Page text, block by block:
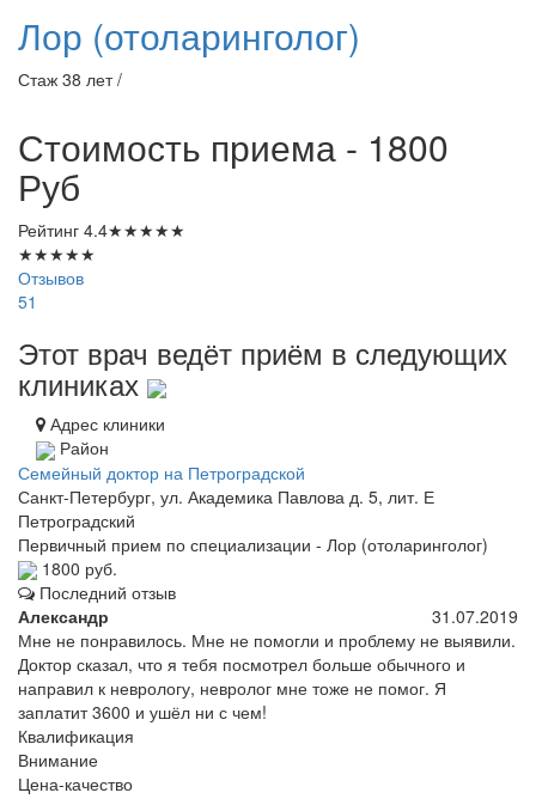
Лор (отоларинголог)
Стаж 38 лет /
Стоимость приема - 1800
Руб
Рейтинг 4.4★★★★★
★★★★★
Отзывов
51
Этот врач ведёт приём в следующих
клиниках
Адрес клиники
Район
Семейный доктор на Петроградской
Санкт-Петербург, ул. Академика Павлова д. 5, лит. Е
Петроградский
Первичный прием по специализации - Лор (отоларинголог)
1800 руб.
Последний отзыв
Александр
31.07.2019
Мне не понравилось. Мне не помогли и проблему не выявили.
Доктор сказал, что я тебя посмотрел больше обычного и
направил к неврологу, невролог мне тоже не помог. Я
заплатит 3600 и ушёл ни с чем!
Квалификация
Внимание
Цена-качество